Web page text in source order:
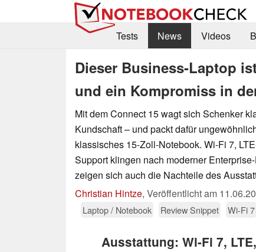
Tests
News Videos
Dieser Business-Laptop
und ein Kompromiss in
Mit dem Connect 15 wagt sich Schenker
Kundschaft – und packt dafür
klassisches 15-Zoll-Notebook. Wi-Fi 7,
Support klingen nach moderner
zeigen sich auch die Nachteile des
Christian Hintze, Veröffentlicht am
Laptop / Notebook
Review Snippet Wi-Fi 7
Ausstattung: Wi-Fi 7,